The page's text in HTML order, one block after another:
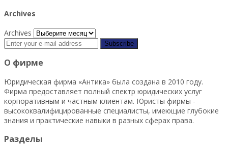
Archives
Archives
О фирме
Юридическая фирма «Антика» была создана в 2010 году.
Фирма предоставляет полный спектр юридических услуг
корпоративным и частным клиентам. Юристы фирмы -
высококвалифицированные специалисты, имеющие глубокие
знания и практические навыки в разных сферах права.
Разделы